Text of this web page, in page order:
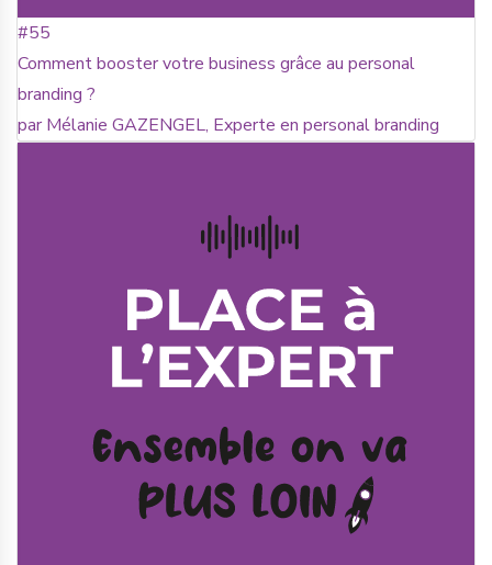
#55
Comment booster votre business grâce au personal
branding ?
par Mélanie GAZENGEL, Experte en personal branding